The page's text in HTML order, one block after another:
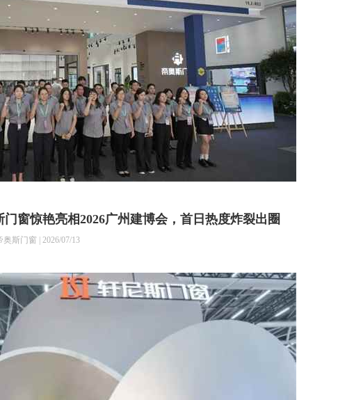
窗惊艳亮相2026广州建博会，首日热度炸裂出圈
斯门窗 | 2026/07/13